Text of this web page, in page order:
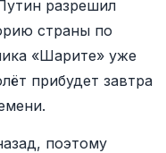
разрешил
страны по
«Шарите» уже
прибудет завтра
поэтому